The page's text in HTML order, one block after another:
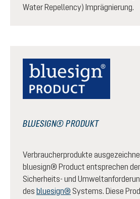
Water Repellency) Imprägnierung.
BLUESIGN® PRODUKT
Verbraucherprodukte
bluesign® Product entsprechen
Sicherheits- und
des bluesign® Systems. Diese